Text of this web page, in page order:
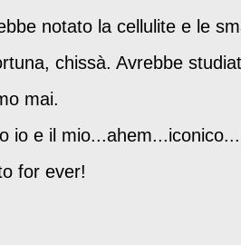
notato la cellulite e le
chissà. Avrebbe
mai.
io e il
for ever!